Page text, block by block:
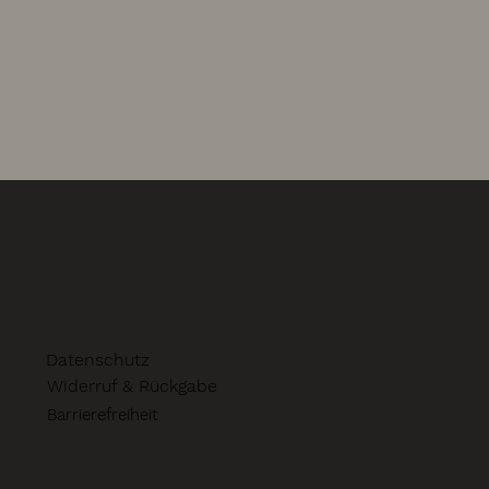
Datenschutz
Widerruf & Rückgabe
Barrierefreiheit